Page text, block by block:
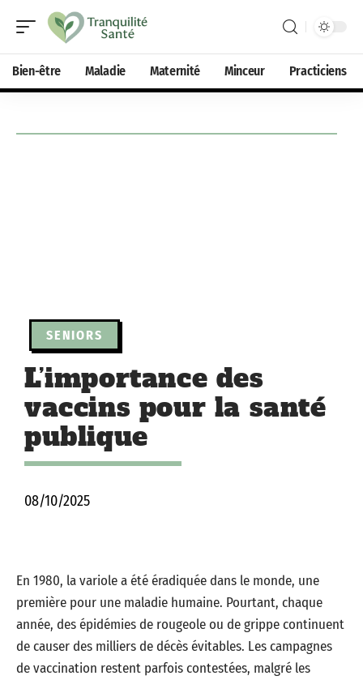
Bien-être Maladie Maternité Minceur Practiciens
SENIORS
L’importance des
vaccins pour la santé
publique
08/10/2025
En 1980, la variole a été éradiquée dans le monde, une
première pour une maladie humaine. Pourtant, chaque
année, des épidémies de rougeole ou de grippe continuent
de causer des milliers de décès évitables. Les campagnes
de vaccination restent parfois contestées, malgré les